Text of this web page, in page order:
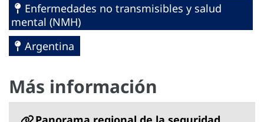
Enfermedades no transmisibles y salud
mental (NMH)
Argentina
Más información